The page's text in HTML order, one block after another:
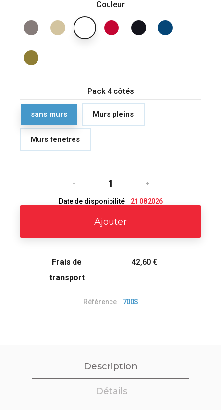
Couleur
Pack 4 côtés
sans murs Murs pleins
Murs fenêtres
- +
Ajouter
Frais de
transport
42,60 €
Référence 700S
Date de disponibilité 21 08 2026
Description
Détails